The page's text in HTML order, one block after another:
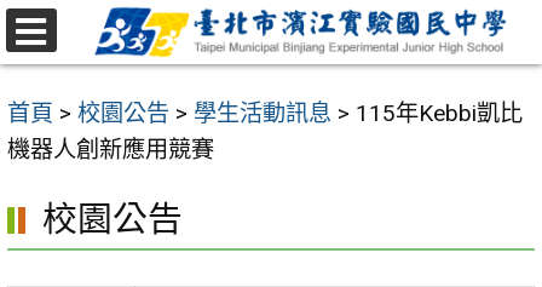
跳
至
要
內
區
首頁 > 校園公告 > 學生活動訊息 > 115年Kebbi凱比
機器人創新應用競賽
校園公告
選
單